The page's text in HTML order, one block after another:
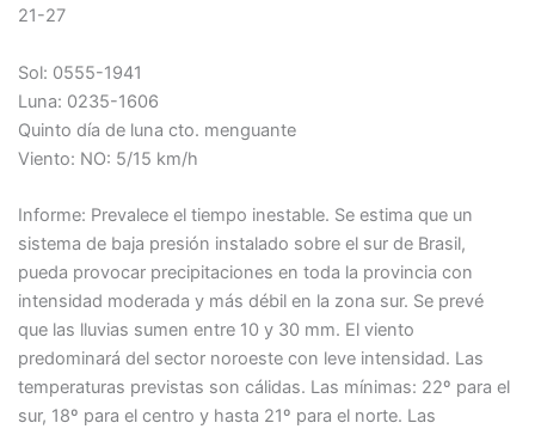
21-27
Sol: 0555-1941
Luna: 0235-1606
Quinto día de luna cto. menguante
Viento: NO: 5/15 km/h
Informe: Prevalece el tiempo inestable. Se estima que un
sistema de baja presión instalado sobre el sur de Brasil,
pueda provocar precipitaciones en toda la provincia con
intensidad moderada y más débil en la zona sur. Se prevé
que las lluvias sumen entre 10 y 30 mm. El viento
predominará del sector noroeste con leve intensidad. Las
temperaturas previstas son cálidas. Las mínimas: 22º para el
sur, 18º para el centro y hasta 21º para el norte. Las